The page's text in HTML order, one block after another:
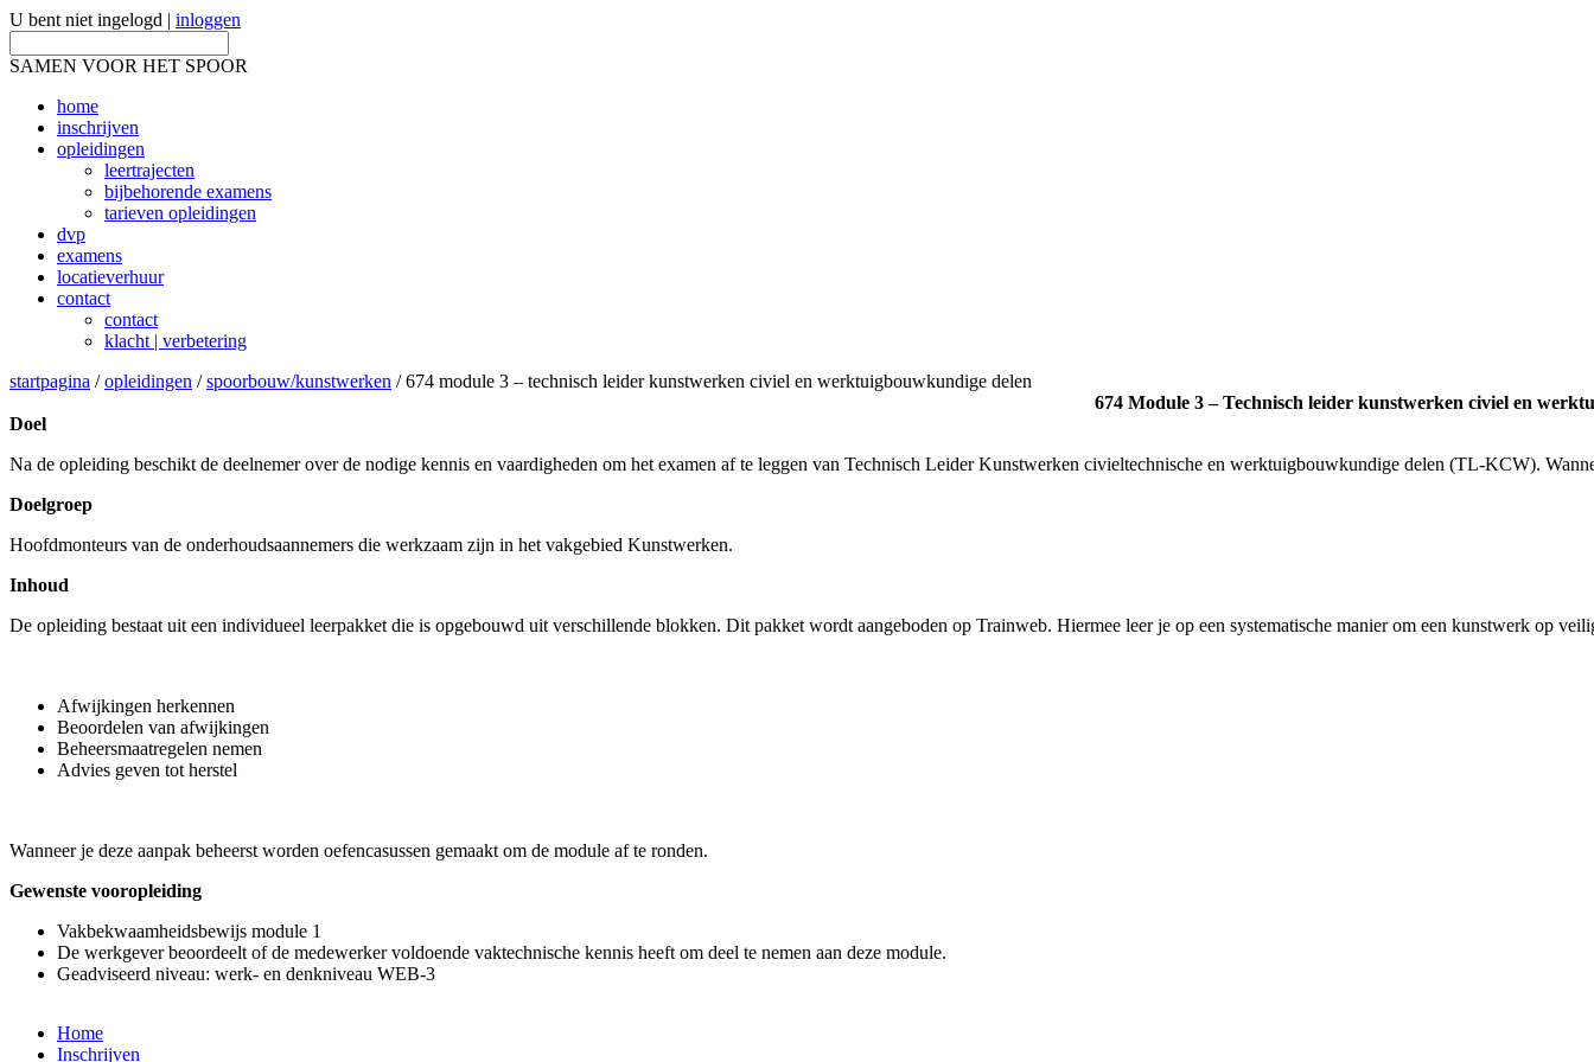
U bent niet ingelogd | inloggen
SAMEN VOOR HET SPOOR
home
inschrijven
opleidingen
leertrajecten
bijbehorende examens
tarieven opleidingen
dvp
examens
locatieverhuur
contact
contact
klacht | verbetering
startpagina /opleidingen /spoorbouw/kunstwerken / 674 module 3 – technisch leider kunstwerken civiel en werktuigbouwkundige delen
674 Module 3 – Technisch leider kunstwerken civiel en
Doel
Na de opleiding beschikt de deelnemer over de nodige kennis en vaardigheden om het examen af te leggen van Technisch Leider Kunstwerken civieltechnische en werktuigbouwkundige delen (TL-KCW).
Doelgroep
Hoofdmonteurs van de onderhoudsaannemers die werkzaam zijn in het vakgebied Kunstwerken.
Inhoud
De opleiding bestaat uit een individueel leerpakket die is opgebouwd uit verschillende blokken. Dit pakket wordt aangeboden op Trainweb. Hiermee leer je op een systematische manier om een kunstwerk op
Afwijkingen herkennen
Beoordelen van afwijkingen
Beheersmaatregelen nemen
Advies geven tot herstel
Wanneer je deze aanpak beheerst worden oefencasussen gemaakt om de module af te ronden.
Gewenste vooropleiding
Vakbekwaamheidsbewijs module 1
De werkgever beoordeelt of de medewerker voldoende vaktechnische kennis heeft om deel te nemen aan deze module.
Geadviseerd niveau: werk- en denkniveau WEB-3
Home
Inschrijven